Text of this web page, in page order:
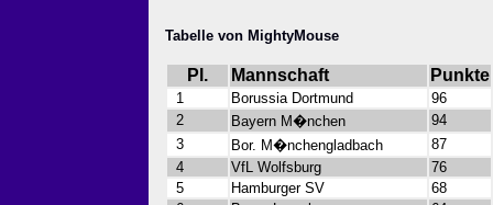
Tabelle von MightyMouse
Pl. Mannschaft Punkte
1 Borussia Dortmund
96
2
Bayern M�nchen
94
3
Bor. M�nchengladbach
87
4
VfL Wolfsburg
76
5
Hamburger SV
68